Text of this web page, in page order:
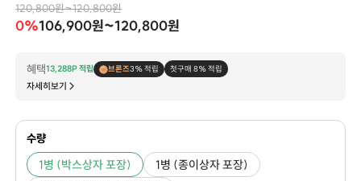
120,800원~120,800원
0%106,900원~120,800원
혜택13,288P 적립 브론즈3% 적립 첫구매 8% 적립
자세히보기
수량
1병 (박스상자 포장)
1병 (종이상자 포장)